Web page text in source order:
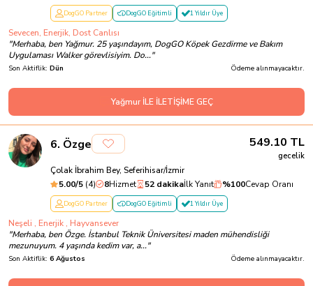
DogGO Partner DogGO Eğitimli 1 Yıldır Üye
Sevecen, Enerjik, Dost Canlısı
"Merhaba, ben Yağmur. 25 yaşındayım, DogGO Köpek Gezdirme ve Bakım
Uygulaması Walker görevlisiyim. Do..."
Son Aktiflik: Dün Ödeme alınmayacaktır.
Yağmur İLE İLETİŞİME GEÇ
6. Özge 549.10 TL
gecelik
Çolak İbrahim Bey, Seferihisar/İzmir
5.00/5 (4) 8Hizmet 52 dakikaİlk Yanıt %100Cevap Oranı
DogGO Partner DogGO Eğitimli 1 Yıldır Üye
Neşeli , Enerjik , Hayvansever
"Merhaba, ben Özge. İstanbul Teknik Üniversitesi maden mühendisliği
mezunuyum. 4 yaşında kedim var, a..."
Son Aktiflik: 6 Ağustos Ödeme alınmayacaktır.